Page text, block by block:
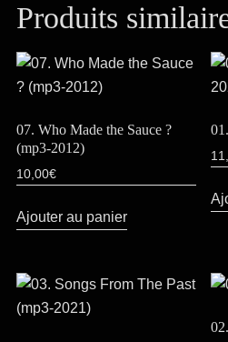
Produits
07. Who Made the Sauce ?
(mp3-2012)
10,00€
Ajouter au panier